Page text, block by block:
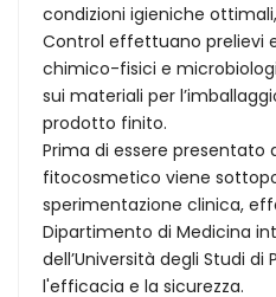
condizioni igieniche
Control effettuano prelievi
chimico-fisici e
sui materiali per
prodotto finito.
Prima di essere presentato
fitocosmetico viene
sperimentazione clinica,
Dipartimento di Medicina
dell’Università degli Studi
l'efficacia e la sicurezza.